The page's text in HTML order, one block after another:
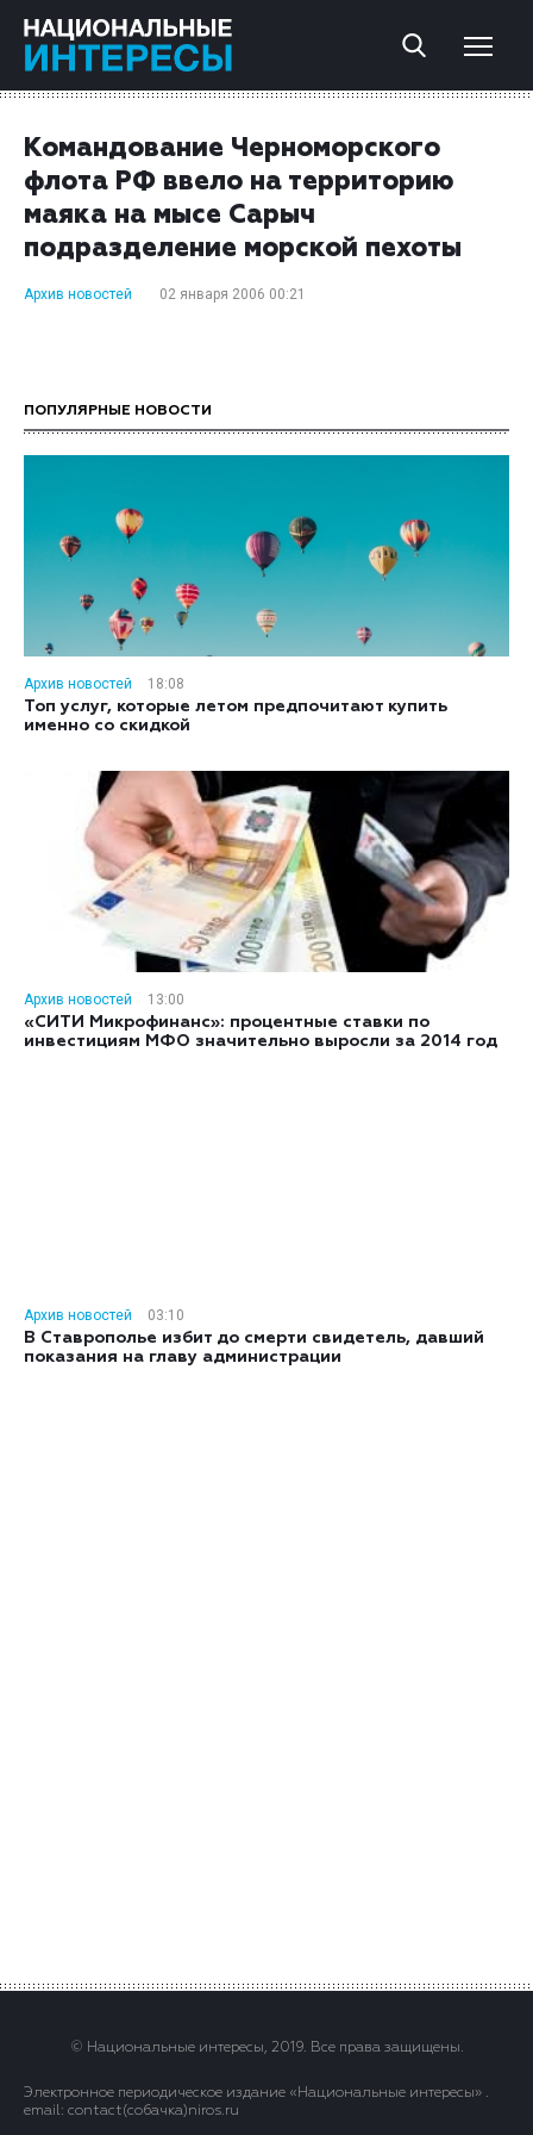
Командование Черноморского
флота РФ ввело на территорию
маяка на мысе Сарыч
подразделение морской пехоты
Архив новостей 02 января 2006 00:21
ПОПУЛЯРНЫЕ НОВОСТИ
Архив новостей
18:08
Топ услуг, которые летом предпочитают купить
именно со скидкой
Архив новостей
13:00
«СИТИ Микрофинанс»: процентные ставки по
инвестициям МФО значительно выросли за 2014 год
Архив новостей
03:10
В Ставрополье избит до смерти свидетель, давший
показания на главу администрации
© Национальные интересы, 2019. Все права защищены.
Электронное периодическое издание «Национальные интересы» .
email: contact(сoбaчка)niros.ru